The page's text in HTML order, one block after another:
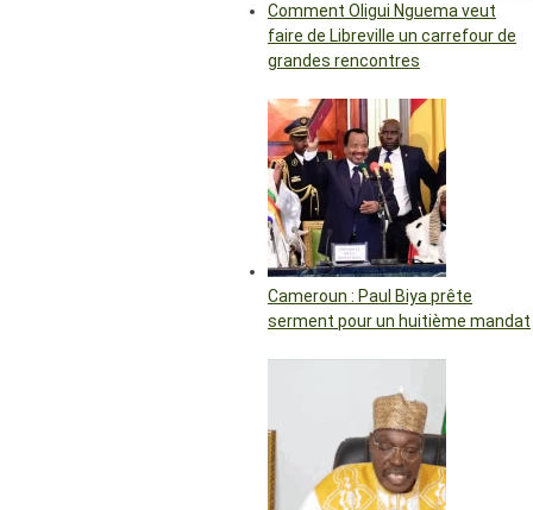
Comment Oligui Nguema veut
faire de Libreville un carrefour de
grandes rencontres
Cameroun : Paul Biya prête
serment pour un huitième mandat